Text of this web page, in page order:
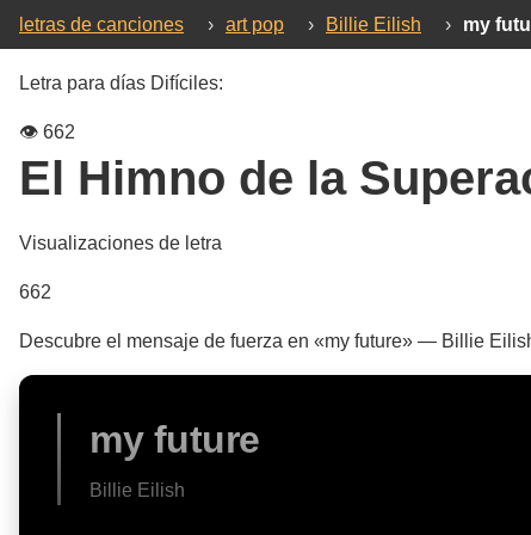
letras de canciones › art pop › Billie Eilish › my
Letra para días Difíciles:
👁️ 662
El Himno de la
Visualizaciones de letra
662
Descubre el mensaje de fuerza en «my future» — Billie
my future
Billie Eilish